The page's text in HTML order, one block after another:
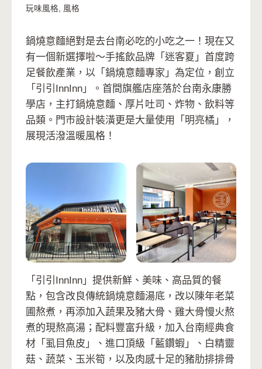
玩味風格 風格
鍋燒意麵絕對是去台南必吃的小吃之一！現在又
有一個新選擇啦～手搖飲品牌「迷客夏」首度跨
足餐飲產業，以「鍋燒意麵專家」為定位，創立
「引引InnInn」。首間旗艦店座落於台南永康勝
學店，主打鍋燒意麵、厚片吐司、炸物、飲料等
品類。門市設計裝潢更是大量使用「明亮橘」，
展現活潑溫暖風格！
「引引InnInn」提供新鮮、美味、高品質的餐
點，包含改良傳統鍋燒意麵湯底，改以陳年老菜
圃熬煮，再添加入蔬果及豬大骨、雞大骨慢火熬
煮的現熬高湯；配料豐富升級，加入台南經典食
材「虱目魚皮」、進口頂級「藍鑽蝦」、白精靈
菇、蔬菜、玉米筍，以及肉感十足的豬肋排排骨